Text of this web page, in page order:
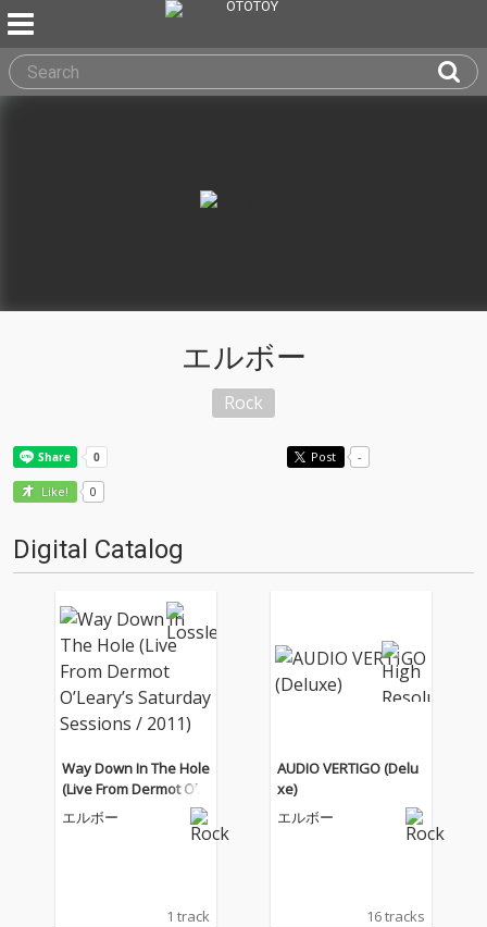
エルボー
Rock
Post -
Like! 0
Digital Catalog
Way Down In The Hole
(Live From Dermot O’L
eary’s Saturday Sessi
ons / 2011)
エルボー
1 track
AUDIO VERTIGO (Delu
xe)
エルボー
16 tracks